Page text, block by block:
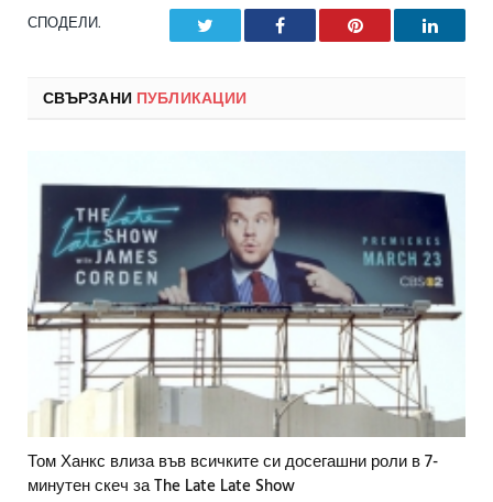
СПОДЕЛИ. Facebook Pinterest
СВЪРЗАНИ ПУБЛИКАЦИИ
Том Ханкс влиза във всичките си досегашни роли в 7-
минутен скеч за The Late Late Show